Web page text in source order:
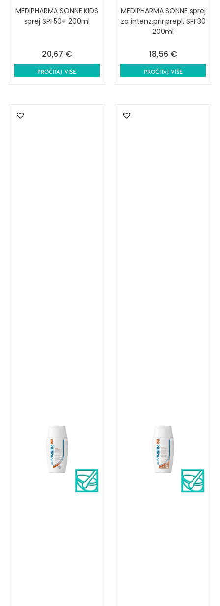
MEDIPHARMA SONNE KIDS
sprej SPF50+ 200ml
20,67 €
PROČITAJ VIŠE
MEDIPHARMA SONNE sprej
za intenz.prir.prepl. SPF30
200ml
18,56 €
PROČITAJ VIŠE